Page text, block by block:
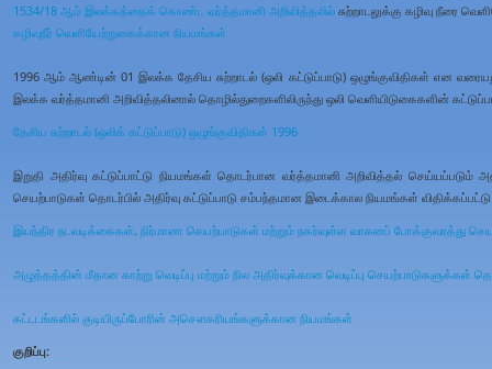
1534/18 ஆம் இலக்கத்தைக் கொண்ட வர்த்தமானி அறிவித்தலில் சுற்றாடலுக்கு கழிவு நீரை
கழிவுநீர் வெளியேற்றுகைக்கான நியமங்கள்
1996 ஆம் ஆண்டின் 01 இலக்க தேசிய சுற்றாடல் (ஒலி கட்டுப்பாடு) ஒழுங்குவிதிகள் என
இலக்க வர்த்தமானி அறிவித்தலினால் தொழில்துறைகளிலிருந்து ஒலி வெளியிடுகைகளின்
தேசிய சுற்றாடல் (ஒலிக் கட்டுப்பாடு) ஒழுங்குவிதிகள் 1996
இறுதி அதிர்வு கட்டுப்பாட்டு நியமங்கள் தொடர்பான வர்த்தமானி அறிவித்தல் செய்யப்படும்
செயற்பாடுகள் தொடர்பில் அதிர்வு கட்டுப்பாடு சம்பந்தமான இடைக்கால நியமங்கள்
இயந்திர நடவடிக்கைகள், நிர்மாண செயற்பாடுகள் மற்றும் நகர்வுள்ள வாகனப் போக்குவரத்து
அழுத்தத்தின் மீதான காற்று வெடிப்பு மற்றும் நில அதிர்வுக்கான வெடிப்பு
கட்டடங்களில் குடியிருப்போரின் அசௌகரியங்களுக்கான நியமங்கள்
குறிப்பு: